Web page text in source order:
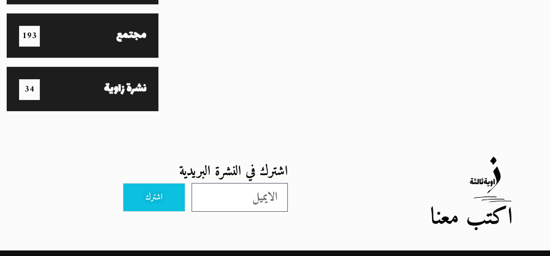
مجتمع 193
نشرة زاوية 34
اكتب معنا
اشترك في النشرة البريدية
اشترك